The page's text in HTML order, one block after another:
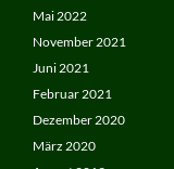
Mai 2022
November 2021
Juni 2021
Februar 2021
Dezember 2020
März 2020